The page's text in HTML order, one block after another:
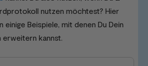
nutzen möchtest? Hier
einige Beispiele, mit denen Du Dein
kannst.